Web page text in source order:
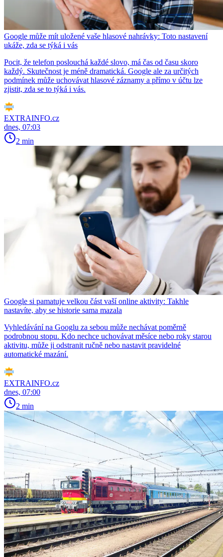
Google může mít uložené vaše hlasové nahrávky: Toto nastavení
ukáže, zda se týká i vás
Pocit, že telefon poslouchá každé slovo, má čas od času skoro
každý. Skutečnost je méně dramatická. Google ale za určitých
podmínek může uchovávat hlasové záznamy a přímo v účtu lze
zjistit, zda se to týká i vás.
EXTRAINFO.cz
dnes, 07:03
2 min
Google si pamatuje velkou část vaší online aktivity: Takhle
nastavíte, aby se historie sama mazala
Vyhledávání na Googlu za sebou může nechávat poměrně
podrobnou stopu. Kdo nechce uchovávat měsíce nebo roky starou
aktivitu, může ji odstranit ručně nebo nastavit pravidelné
automatické mazání.
EXTRAINFO.cz
dnes, 07:00
2 min